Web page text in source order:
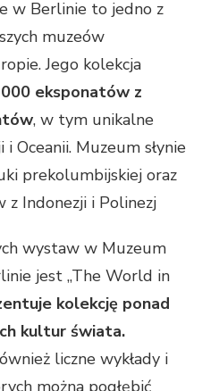
w Berlinie to jedno z
muzeów
Jego kolekcja
eksponatów z
, w tym unikalne
Oceanii. Muzeum słynie
prekolumbijskiej oraz
z Indonezji i Polinezj
wystaw w Muzeum
jest „The World in
kolekcję ponad
kultur świata.
liczne wykłady i
można pogłębić